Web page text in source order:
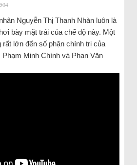
Nguyễn Thị Thanh Nhàn luôn là
bày mặt trái của chế độ này. Một
lớn đến số phận chính trị của
Minh Chính và Phan Văn